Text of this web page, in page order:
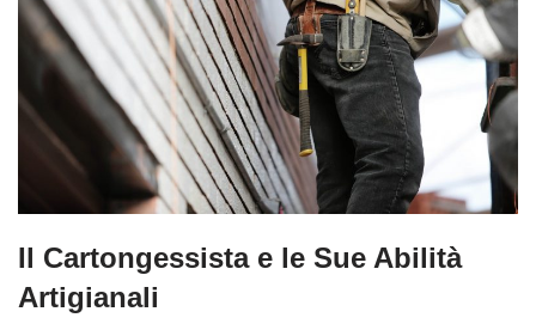
Il Cartongessista e le Sue Abilità
Artigianali